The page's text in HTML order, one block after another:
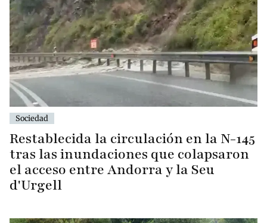
Sociedad
Restablecida la circulación en la N-145
tras las inundaciones que colapsaron
el acceso entre Andorra y la Seu
d'Urgell